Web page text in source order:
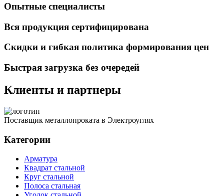
Опытные специалисты
Вся продукция сертифицирована
Скидки и гибкая политика формирования цен
Быстрая загрузка без очередей
Клиенты и партнеры
Поставщик металлопроката в Электроуглях
Категории
Арматура
Квадрат стальной
Круг стальной
Полоса стальная